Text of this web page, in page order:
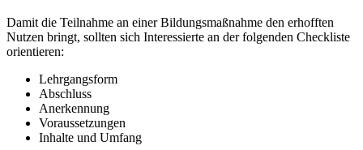
Damit die Teilnahme an einer Bildungsmaßnahme den erhofften
Nutzen bringt, sollten sich Interessierte an der folgenden Checkliste
orientieren:
Lehrgangsform
Abschluss
Anerkennung
Voraussetzungen
Inhalte und Umfang